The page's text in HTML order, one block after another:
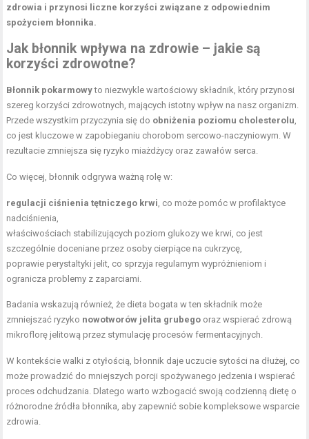
zdrowia i przynosi liczne korzyści związane z odpowiednim
spożyciem błonnika.
Jak błonnik wpływa na zdrowie – jakie są
korzyści zdrowotne?
Błonnik pokarmowyto niezwykle wartościowy składnik, który przynosi
szereg korzyści zdrowotnych, mających istotny wpływ na nasz organizm.
Przede wszystkim przyczynia się do obniżenia poziomu cholesterolu,
co jest kluczowe w zapobieganiu chorobom sercowo-naczyniowym. W
rezultacie zmniejsza się ryzyko miażdżycy oraz zawałów serca.
Co więcej, błonnik odgrywa ważną rolę w:
regulacji ciśnienia tętniczego krwi, co może pomóc w profilaktyce
nadciśnienia,
właściwościach stabilizujących poziom glukozy we krwi, co jest
szczególnie doceniane przez osoby cierpiące na cukrzycę,
poprawie perystaltyki jelit, co sprzyja regularnym wypróżnieniom i
ogranicza problemy z zaparciami.
Badania wskazują również, że dieta bogata w ten składnik może
zmniejszać ryzyko nowotworów jelita grubego oraz wspierać zdrową
mikroflorę jelitową przez stymulację procesów fermentacyjnych.
W kontekście walki z otyłością, błonnik daje uczucie sytości na dłużej, co
może prowadzić do mniejszych porcji spożywanego jedzenia i wspierać
proces odchudzania. Dlatego warto wzbogacić swoją codzienną dietę o
różnorodne źródła błonnika, aby zapewnić sobie kompleksowe wsparcie
zdrowia.